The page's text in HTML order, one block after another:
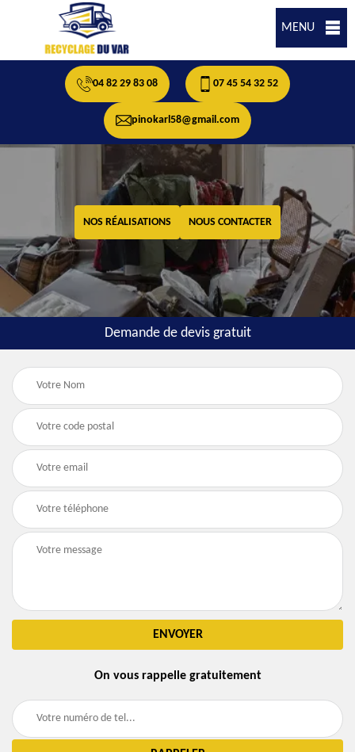
MENU
04 82 29 83 08 07 45 54 32 52
pinokarl58@gmail.com
NOS RÉALISATIONS NOUS CONTACTER
Demande de devis gratuit
On vous rappelle gratuitement